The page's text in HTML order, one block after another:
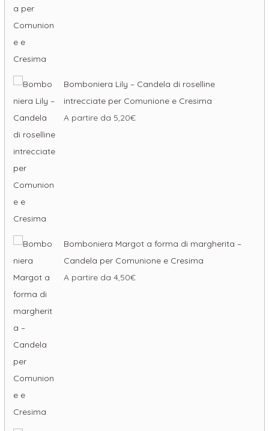
Bomboniera Lily – Candela di roselline
intrecciate per Comunione e Cresima
A partire da 5,20€
Bomboniera Margot a forma di margherita –
Candela per Comunione e Cresima
A partire da 4,50€